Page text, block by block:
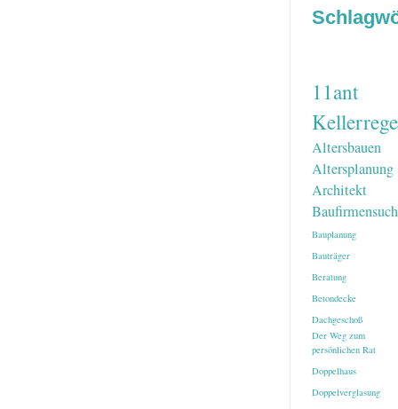
11ant
Altersbauen
Altersplanung
Architekt
Bauplanung
Bauträger
Beratung
Betondecke
Dachgeschoß
Der Weg zum
persönlichen Rat
Doppelhaus
Doppelverglasung